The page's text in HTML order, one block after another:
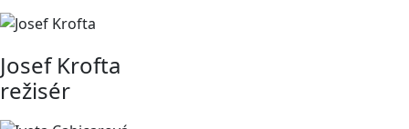
Josef Krofta
režisér